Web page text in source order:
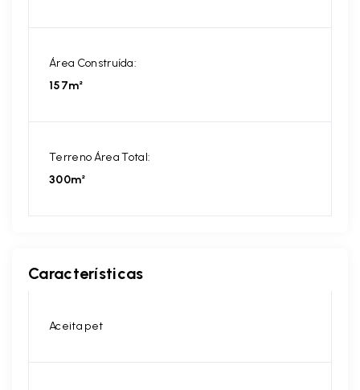
Área Construída:
157m²
Terreno Área Total:
300m²
Características
Aceita pet